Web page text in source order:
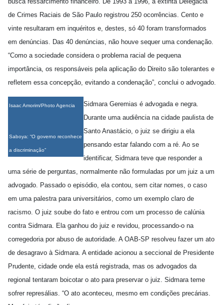
de Crimes Raciais de São Paulo registrou 250 ocorrências. Cento e
vinte resultaram em inquéritos e, destes, só 40 foram transformados
em denúncias. Das 40 denúncias, não houve sequer uma condenação.
“Como a sociedade considera o problema racial de pequena
importância, os responsáveis pela aplicação do Direito são tolerantes e
refletem essa concepção, evitando a condenação”, conclui o advogado.
Isaac Amorim/Photo Agencia
Saboya: “O governo reconhece
a discriminação”
Sidmara Geremias é advogada e negra.
Durante uma audiência na cidade paulista de
Santo Anastácio, o juiz se dirigiu a ela
pensando estar falando com a ré. Ao se
identificar, Sidmara teve que responder a
uma série de perguntas, normalmente não formuladas por um juiz a um
advogado. Passado o episódio, ela contou, sem citar nomes, o caso
em uma palestra para universitários, como um exemplo claro de
racismo. O juiz soube do fato e entrou com um processo de calúnia
contra Sidmara. Ela ganhou do juiz e revidou, processando-o na
corregedoria por abuso de autoridade. A OAB-SP resolveu fazer um ato
de desagravo à Sidmara. A entidade acionou a seccional de Presidente
Prudente, cidade onde ela está registrada, mas os advogados da
regional tentaram boicotar o ato para preservar o juiz. Sidmara teme
sofrer represálias. “O ato aconteceu, mesmo em condições precárias.